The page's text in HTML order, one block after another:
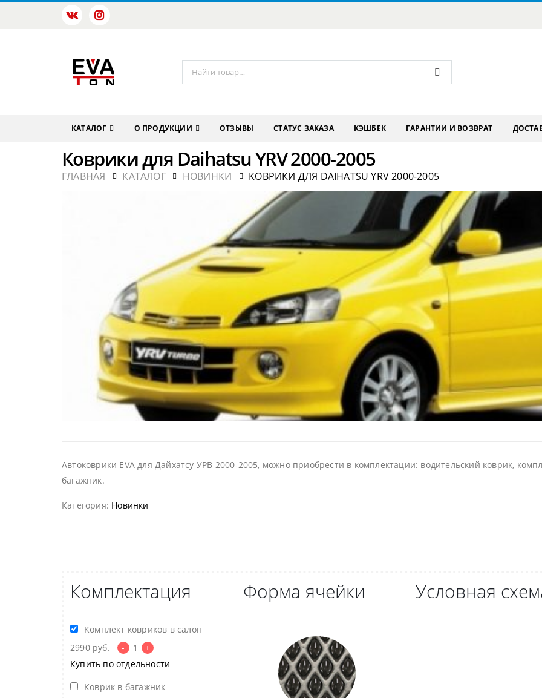
КАТАЛОГ О ПРОДУКЦИИ ОТЗЫВЫ СТАТУС ЗАКАЗА КЭШБЕК ГАРАНТИИ И ВОЗВРАТ
Коврики для Daihatsu YRV 2000-2005
ГЛАВНАЯ КАТАЛОГ НОВИНКИ КОВРИКИ ДЛЯ DAIHATSU YRV 2000-2005
Автоковрики EVA для Дайхатсу УРВ 2000-2005, можно приобрести в комплектации: водительский коврик,
багажник.
Категория: Новинки
Комплектация
Комплект ковриков в салон
2990 руб. - 1
+
Купить по отдельности
Коврик в багажник
Форма ячейки Условная